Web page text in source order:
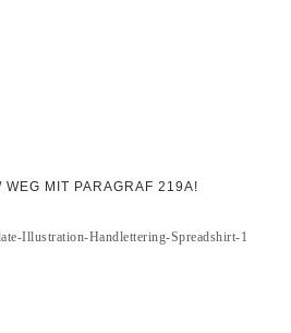
WEG MIT PARAGRAF 219A!